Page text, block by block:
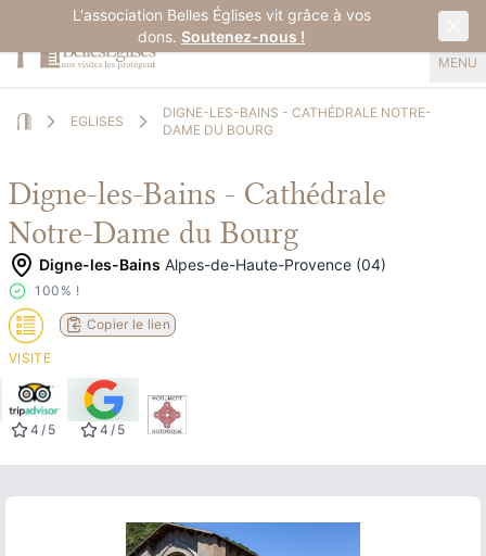
L'association Belles Églises vit grâce à vos
dons. Soutenez-nous !
MENU
EGLISES
DIGNE-LES-BAINS - CATHÉDRALE NOTRE-
DAME DU BOURG
Digne-les-Bains - Cathédrale
Notre-Dame du Bourg
Digne-les-Bains Alpes-de-Haute-Provence (04)
100% !
VISITE
Copier le lien
4 / 5 4 / 5